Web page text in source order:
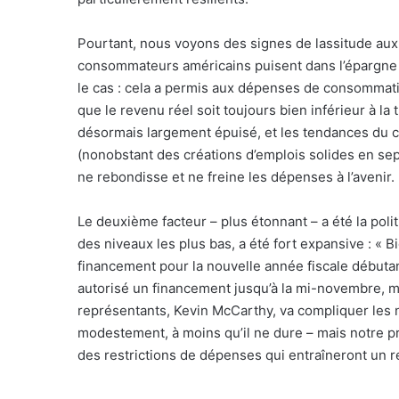
Pourtant, nous voyons des signes de lassitude
consommateurs américains puisent dans
le cas : cela a permis aux dépenses de
que le revenu réel soit toujours bien inférieur à la
désormais largement épuisé, et les tendances du
(nonobstant des créations d’emplois solides en
ne rebondisse et ne freine les dépenses à l’avenir.
Le deuxième facteur – plus étonnant – a été la
des niveaux les plus bas, a été fort expansive : «
financement pour la nouvelle année fiscale
autorisé un financement jusqu’à la mi-novembre,
représentants, Kevin McCarthy, va compliquer les
modestement, à moins qu’il ne dure – mais notre
des restrictions de dépenses qui entraîneront un